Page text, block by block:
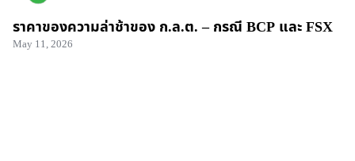
ราคาของความล่าช้าของ ก.ล.ต. – กรณี BCP และ FSX
May 11, 2026